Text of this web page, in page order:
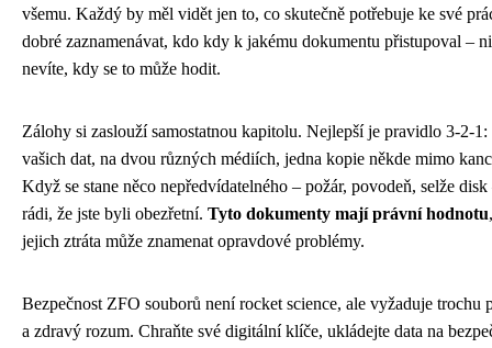
všemu. Každý by měl vidět jen to, co skutečně potřebuje ke své
dobré zaznamenávat, kdo kdy k jakému dokumentu přistupoval –
nevíte, kdy se to může hodit.
Zálohy si zaslouží samostatnou kapitolu. Nejlepší je pravidlo 3-2-
vašich dat, na dvou různých médiích, jedna kopie někde mimo
Když se stane něco nepředvídatelného – požár, povodeň, selže disk
rádi, že jste byli obezřetní. Tyto dokumenty mají právní hodnotu
jejich ztráta může znamenat opravdové problémy.
Bezpečnost ZFO souborů není rocket science, ale vyžaduje trochu
a zdravý rozum. Chraňte své digitální klíče, ukládejte data na